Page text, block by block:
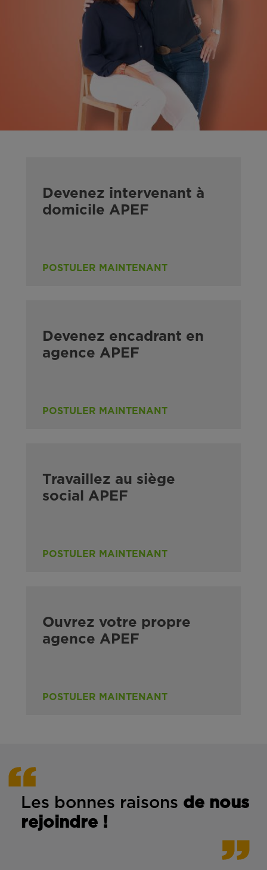
Devenez intervenant à
domicile APEF
POSTULER MAINTENANT
Devenez encadrant en
agence APEF
POSTULER MAINTENANT
Travaillez au siège
social APEF
POSTULER MAINTENANT
Ouvrez votre propre
agence APEF
POSTULER MAINTENANT
Les bonnes raisons de nous
rejoindre !